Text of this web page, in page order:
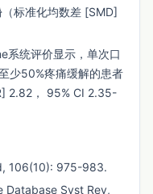
标准化均数差 [SMD]
系统评价显示，单次口
少50%疼痛缓解的患者
2.82， 95% CI 2.35-
106(10): 975-983.
Database Syst Rev,